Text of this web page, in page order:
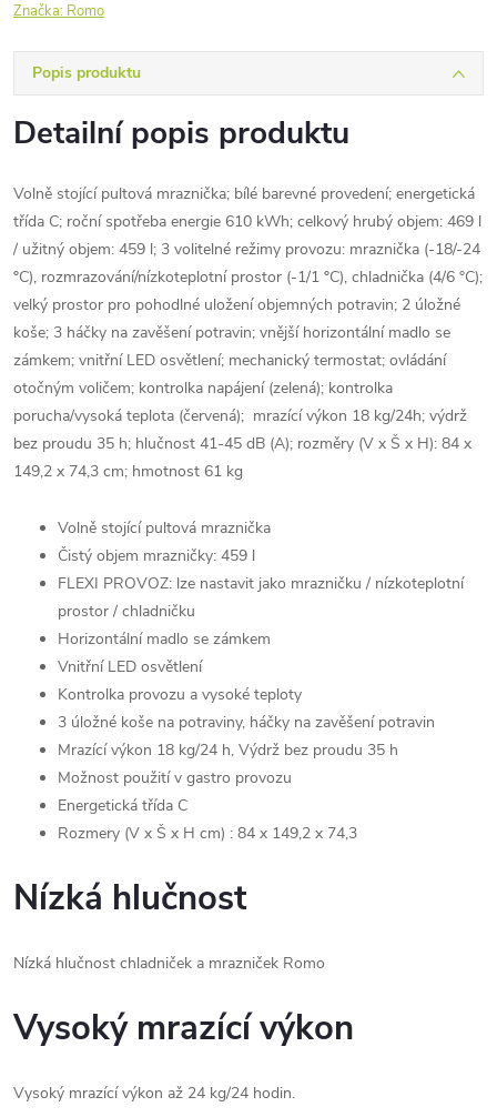
Značka: Romo
Popis produktu
Detailní popis produktu
Volně stojící pultová mraznička; bílé barevné provedení; energetická
třída C; roční spotřeba energie 610 kWh; celkový hrubý objem: 469 l
/ užitný objem: 459 l; 3 volitelné režimy provozu: mraznička (-18/-24
°C), rozmrazování/nízkoteplotní prostor (-1/1 °C), chladnička (4/6 °C);
velký prostor pro pohodlné uložení objemných potravin; 2 úložné
koše; 3 háčky na zavěšení potravin; vnější horizontální madlo se
zámkem; vnitřní LED osvětlení; mechanický termostat; ovládání
otočným voličem; kontrolka napájení (zelená); kontrolka
porucha/vysoká teplota (červená); mrazící výkon 18 kg/24h; výdrž
bez proudu 35 h; hlučnost 41-45 dB (A); rozměry (V x Š x H): 84 x
149,2 x 74,3 cm; hmotnost 61 kg
Volně stojící pultová mraznička
Čistý objem mrazničky: 459 l
FLEXI PROVOZ: lze nastavit jako mrazničku / nízkoteplotní
prostor / chladničku
Horizontální madlo se zámkem
Vnitřní LED osvětlení
Kontrolka provozu a vysoké teploty
3 úložné koše na potraviny, háčky na zavěšení potravin
Mrazící výkon 18 kg/24 h, Výdrž bez proudu 35 h
Možnost použití v gastro provozu
Energetická třída C
Rozmery (V x Š x H cm) : 84 x 149,2 x 74,3
Nízká hlučnost
Nízká hlučnost chladniček a mrazniček Romo
Vysoký mrazící výkon
Vysoký mrazící výkon až 24 kg/24 hodin.